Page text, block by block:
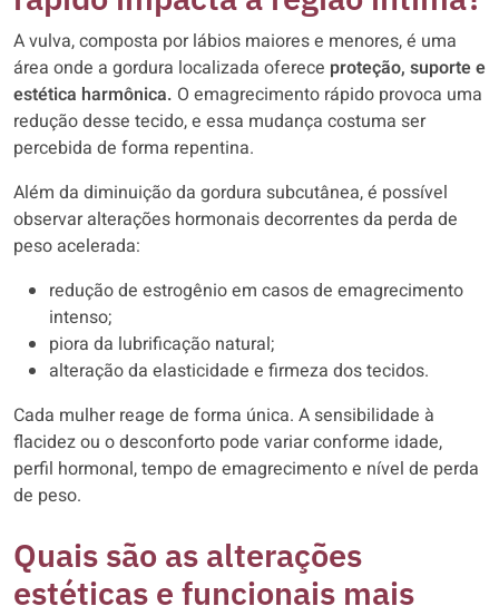
A vulva, composta por lábios maiores e menores, é uma
área onde a gordura localizada oferece proteção, suporte e
estética harmônica. O emagrecimento rápido provoca uma
redução desse tecido, e essa mudança costuma ser
percebida de forma repentina.
Além da diminuição da gordura subcutânea, é possível
observar alterações hormonais decorrentes da perda de
peso acelerada:
redução de estrogênio em casos de emagrecimento
intenso;
piora da lubrificação natural;
alteração da elasticidade e firmeza dos tecidos.
Cada mulher reage de forma única. A sensibilidade à
flacidez ou o desconforto pode variar conforme idade,
perfil hormonal, tempo de emagrecimento e nível de perda
de peso.
Quais são as alterações
estéticas e funcionais mais